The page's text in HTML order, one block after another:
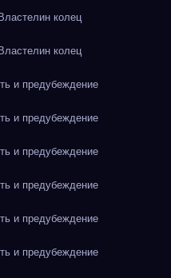
колец
колец
и предубеждение
и предубеждение
и предубеждение
и предубеждение
и предубеждение
и предубеждение